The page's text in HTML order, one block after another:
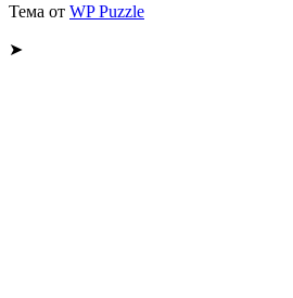
Тема от WP Puzzle
➤